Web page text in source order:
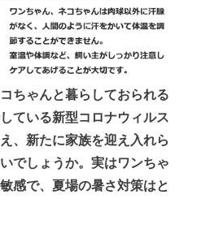
ちゃんと暮らしておられる
ている新型コロナウィルス
、新たに家族を迎え入れら
でしょうか。実はワンちゃ
感で、夏場の暑さ対策はと